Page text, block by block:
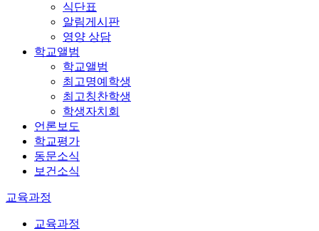
식단표
알림게시판
영양 상담
학교앨범
학교앨범
최고명예학생
최고칭찬학생
학생자치회
언론보도
학교평가
동문소식
보건소식
교육과정
교육과정